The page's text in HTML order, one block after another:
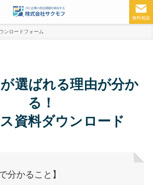
無料相談
ンロードフォーム
選ばれる理由が分か
る！
資料ダウンロード
分かること】